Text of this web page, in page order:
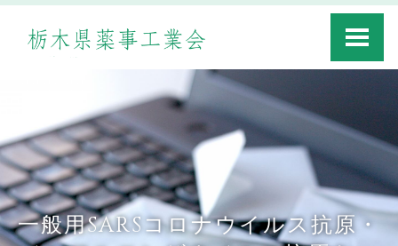
Toggle
一般用SARSコロナウイルス抗原・